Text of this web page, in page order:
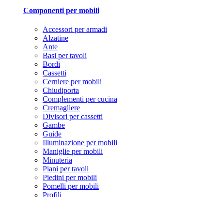
Componenti per mobili
Accessori per armadi
Alzatine
Ante
Basi per tavoli
Bordi
Cassetti
Cerniere per mobili
Chiudiporta
Complementi per cucina
Cremagliere
Divisori per cassetti
Gambe
Guide
Illuminazione per mobili
Maniglie per mobili
Minuteria
Piani per tavoli
Piedini per mobili
Pomelli per mobili
Profili